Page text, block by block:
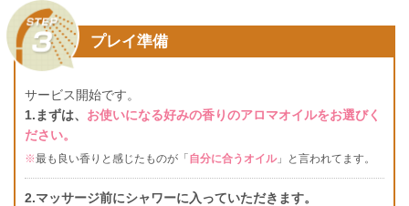
プレイ準備
サービス開始です。
1.まずは、 お使いになる好みの香りのアロマオイルをお選びく
ださい。
※最も良い香りと感じたものが「 自分に合うオイル 」と言われてます。
2.マッサージ前にシャワーに入っていただきます。